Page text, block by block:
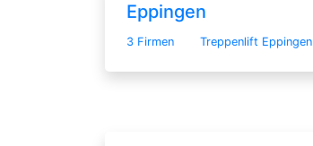
Eppingen
3 Firmen Treppenlift Eppingen